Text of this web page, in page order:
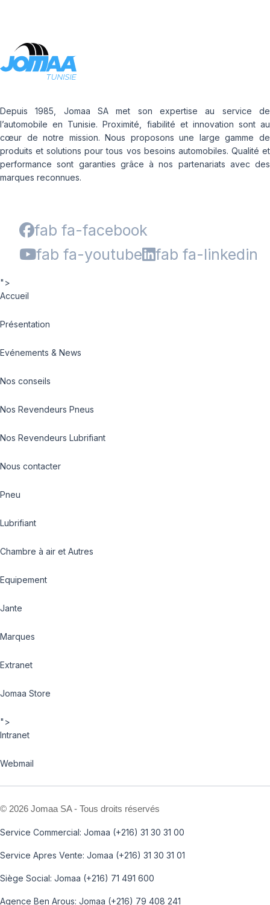
Depuis 1985, Jomaa SA met son expertise au service de
l’automobile en Tunisie. Proximité, fiabilité et innovation sont au
cœur de notre mission. Nous proposons une large gamme de
produits et solutions pour tous vos besoins automobiles. Qualité et
performance sont garanties grâce à nos partenariats avec des
marques reconnues.
fab fa-facebook
fab fa-youtube
fab fa-linkedin
">
Accueil
Présentation
Evénements & News
Nos conseils
Nos Revendeurs Pneus
Nos Revendeurs Lubrifiant
Nous contacter
Pneu
Lubrifiant
Chambre à air et Autres
Equipement
Jante
Marques
Extranet
Jomaa Store
">
Intranet
Webmail
© 2026 Jomaa SA - Tous droits réservés
Service Commercial: Jomaa (+216) 31 30 31 00
Service Apres Vente: Jomaa (+216) 31 30 31 01
Siège Social: Jomaa (+216) 71 491 600
Agence Ben Arous: Jomaa (+216) 79 408 241